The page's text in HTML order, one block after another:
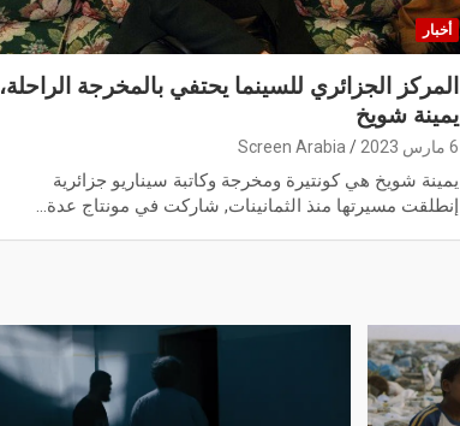
أخبار
المركز الجزائري للسينما يحتفي بالمخرجة الراحلة،
يمينة شويخ
6 مارس 2023 Screen Arabia
يمينة شويخ هي كونتيرة ومخرجة وكاتبة سيناريو جزائرية
إنطلقت مسيرتها منذ الثمانينات, شاركت في مونتاج عدة…